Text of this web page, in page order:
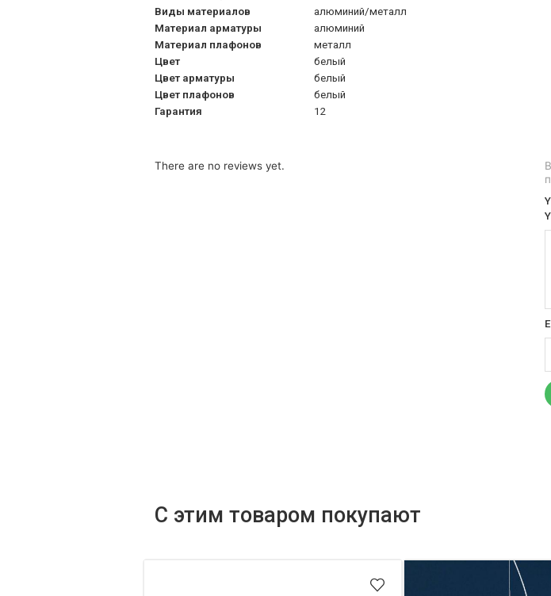
Виды материалов
алюминий/металл
Материал арматуры
алюминий
Материал плафонов
металл
Цвет
белый
Цвет арматуры
белый
Цвет плафонов
белый
Гарантия
12
There are no reviews yet.
С этим товаром покупают